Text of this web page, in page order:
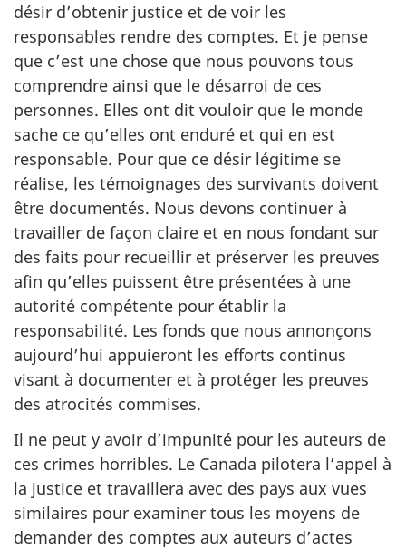
désir d’obtenir justice et de voir les
responsables rendre des comptes. Et je pense
que c’est une chose que nous pouvons tous
comprendre ainsi que le désarroi de ces
personnes. Elles ont dit vouloir que le monde
sache ce qu’elles ont enduré et qui en est
responsable. Pour que ce désir légitime se
réalise, les témoignages des survivants doivent
être documentés. Nous devons continuer à
travailler de façon claire et en nous fondant sur
des faits pour recueillir et préserver les preuves
afin qu’elles puissent être présentées à une
autorité compétente pour établir la
responsabilité. Les fonds que nous annonçons
aujourd’hui appuieront les efforts continus
visant à documenter et à protéger les preuves
des atrocités commises.
Il ne peut y avoir d’impunité pour les auteurs de
ces crimes horribles. Le Canada pilotera l’appel à
la justice et travaillera avec des pays aux vues
similaires pour examiner tous les moyens de
demander des comptes aux auteurs d’actes